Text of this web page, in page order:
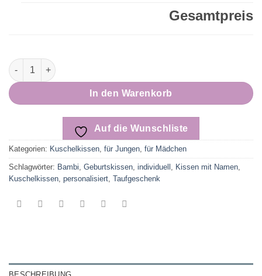
Gesamtpreis
Kuschelkissen BAMBI – personalisiertes Dekokissen fürs
In den Warenkorb
Auf die Wunschliste
Kategorien: Kuschelkissen für Jungen für Mädchen
Schlagwörter: Bambi Geburtskissen individuell Kissen mit Namen
Kuschelkissen personalisiert Taufgeschenk